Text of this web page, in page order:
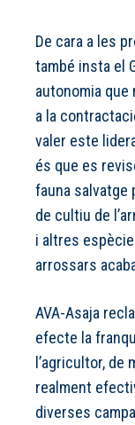
De cara a les
també insta el
autonomia
a la
valer este
és que es
fauna salvatge
de cultiu de
i altres
arrossars
AVA-Asaja
efecte la
l’agricultor, de
realment
diverses